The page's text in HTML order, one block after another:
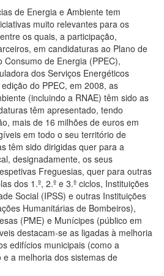
de Energia e Ambiente tem
muito relevantes para os
os quais, a participação,
em candidaturas ao Plano de
Consumo de Energia (PPEC),
dos Serviços Energéticos
do PPEC, em 2008, as
(incluindo a RNAE) têm sido as
têm apresentado, tendo
mais de 16 milhões de euros em
em todo o seu território de
têm sido dirigidas quer para a
designadamente, os seus
Freguesias, quer para outras
dos 1.º, 2.º e 3.º ciclos, Instituições
Social (IPSS) e outras Instituições
Humanitárias de Bombeiros),
(PME) e Munícipes (público em
destacam-se as ligadas à melhoria
edifícios municipais (como a
a melhoria dos sistemas de